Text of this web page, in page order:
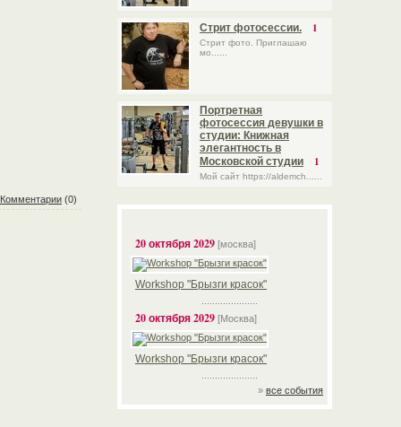
Комментарии (0)
Стрит фотосессии. 1
Стрит фото. Приглашаю
мо......
Портретная
фотосессия девушки в
студии: Книжная
элегантность в
Московской студии
1
Мой сайт https://aldemch......
20 октября 2029 [москва]
Workshop "Брызги красок"
20 октября 2029 [Москва]
Workshop "Брызги красок"
» все события